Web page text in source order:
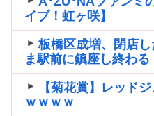
イブ！虹ヶ咲】
板橋区成増、閉店
ま駅前に鎮座し終わる
【菊花賞】レッド
ｗｗｗｗ